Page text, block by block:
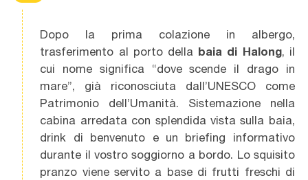
Dopo la prima colazione in albergo,
trasferimento al porto della baia di Halong, il
cui nome significa “dove scende il drago in
mare”, già riconosciuta dall’UNESCO come
Patrimonio dell’Umanità. Sistemazione nella
cabina arredata con splendida vista sulla baia,
drink di benvenuto e un briefing informativo
durante il vostro soggiorno a bordo. Lo squisito
pranzo viene servito a base di frutti freschi di